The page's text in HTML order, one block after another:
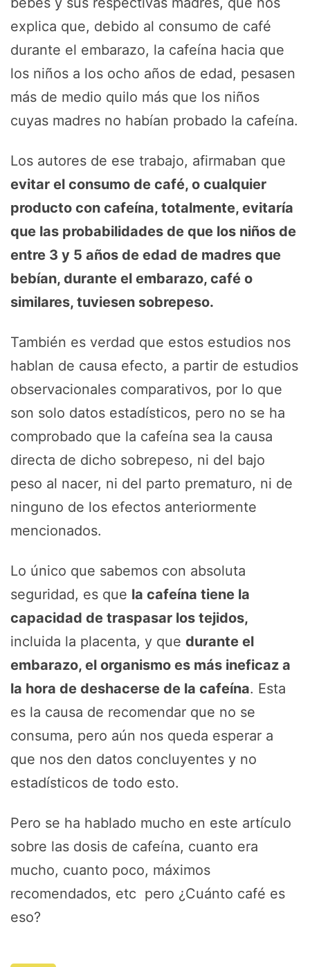
explica que, debido al consumo de café
durante el embarazo, la cafeína hacia que
los niños a los ocho años de edad, pesasen
más de medio quilo más que los niños
cuyas madres no habían probado la cafeína.
Los autores de ese trabajo, afirmaban que
evitar el consumo de café, o cualquier
producto con cafeína, totalmente, evitaría
que las probabilidades de que los niños de
entre 3 y 5 años de edad de madres que
bebían, durante el embarazo, café o
similares, tuviesen sobrepeso.
También es verdad que estos estudios nos
hablan de causa efecto, a partir de estudios
observacionales comparativos, por lo que
son solo datos estadísticos, pero no se ha
comprobado que la cafeína sea la causa
directa de dicho sobrepeso, ni del bajo
peso al nacer, ni del parto prematuro, ni de
ninguno de los efectos anteriormente
mencionados.
Lo único que sabemos con absoluta
seguridad, es que la cafeína tiene la
capacidad de traspasar los tejidos,
incluida la placenta, y que durante el
embarazo, el organismo es más ineficaz a
la hora de deshacerse de la cafeína. Esta
es la causa de recomendar que no se
consuma, pero aún nos queda esperar a
que nos den datos concluyentes y no
estadísticos de todo esto.
Pero se ha hablado mucho en este artículo
sobre las dosis de cafeína, cuanto era
mucho, cuanto poco, máximos
recomendados, etc pero ¿Cuánto café es
eso?